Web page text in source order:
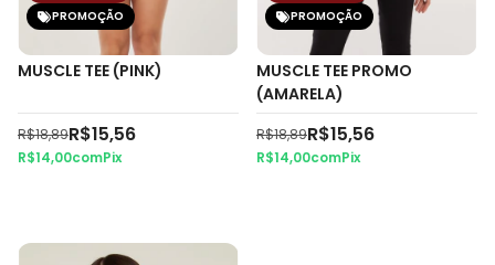
MUSCLE TEE (PINK)
PROMOÇÃO
R$18,89R$15,56
R$14,00comPix
MUSCLE TEE PROMO
(AMARELA)
PROMOÇÃO
R$18,89R$15,56
R$14,00comPix